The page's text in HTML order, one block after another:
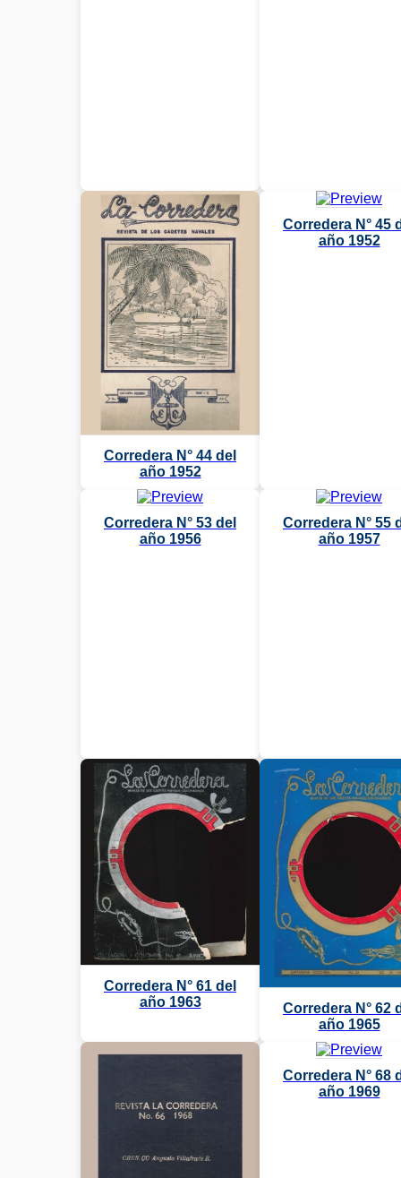
Corredera N° 44 del
año 1952
Corredera N° 45
año 1952
Corredera N° 53 del
año 1956
Corredera N° 55
año 1957
Corredera N° 61 del
año 1963
Corredera N° 62
año 1965
Corredera N° 68
año 1969